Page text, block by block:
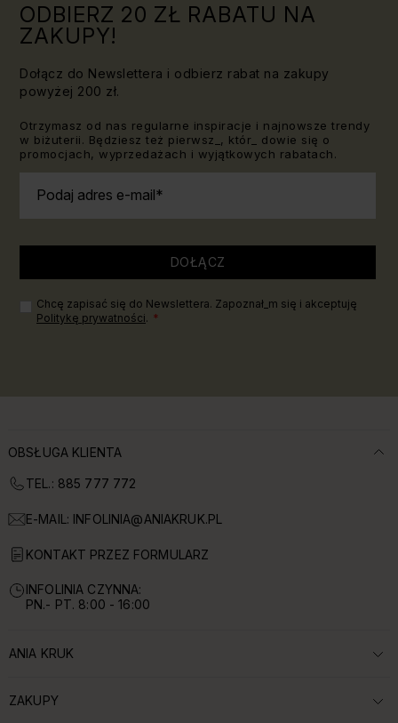
ODBIERZ 20 ZŁ RABATU NA
ZAKUPY!
Dołącz do Newslettera i odbierz rabat na zakupy
powyżej 200 zł.
Otrzymasz od nas regularne inspiracje i najnowsze trendy
w biżuterii. Będziesz też pierwsz_, któr_ dowie się o
promocjach, wyprzedażach i wyjątkowych rabatach.
Podaj adres e-mail
DOŁĄCZ
Chcę zapisać się do Newslettera. Zapoznał_m się i akceptuję
Politykę prywatności.
OBSŁUGA KLIENTA
TEL.: 885 777 772
E-MAIL: INFOLINIA@ANIAKRUK.PL
KONTAKT PRZEZ FORMULARZ
INFOLINIA CZYNNA:
PN.- PT. 8:00 - 16:00
ROZWIŃ SEKCJĘ:
ANIA KRUK
ROZWIŃ SEKCJĘ:
ZAKUPY